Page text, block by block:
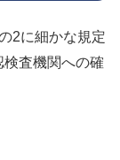
2に細かな規定
査機関への確